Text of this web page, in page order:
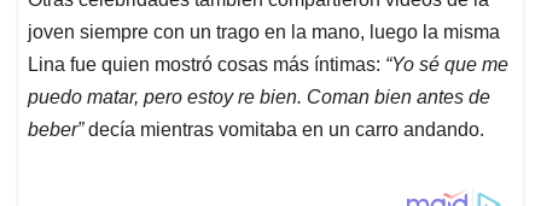
joven siempre con un trago en la mano, luego la misma
Lina fue quien mostró cosas más íntimas: “Yo sé que me
puedo matar, pero estoy re bien. Coman bien antes de
beber”decía mientras vomitaba en un carro andando.